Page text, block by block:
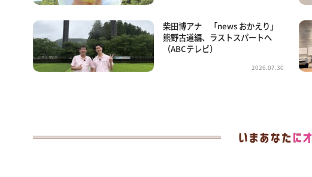
柴田博アナ 「news おかえり」
熊野古道編、ラストスパートへ
（ABCテレビ）
2026.07.30